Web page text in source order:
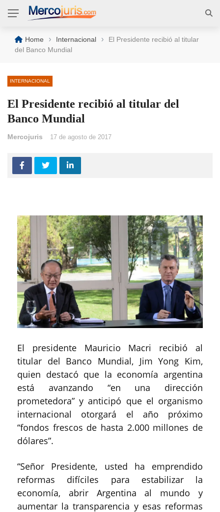
Home › Internacional ›
El Presidente recibió al titular
del Banco Mundial
INTERNACIONAL
El Presidente recibió al titular del
Banco Mundial
Mercojuris 17 de agosto de 2017
El presidente Mauricio Macri recibió al
titular del Banco Mundial, Jim Yong Kim,
quien destacó que la economía argentina
está avanzando “en una dirección
prometedora” y anticipó que el organismo
internacional otorgará el año próximo
“fondos frescos de hasta 2.000 millones de
dólares”.
“Señor Presidente, usted ha emprendido
reformas difíciles para estabilizar la
economía, abrir Argentina al mundo y
aumentar la transparencia y esas reformas